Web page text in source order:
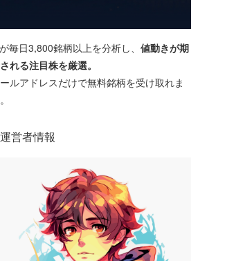
毎日3,800銘柄以上を分析し、 値動きが期
れる注目株を厳選。
ールアドレスだけで無料銘柄を受け取れま
運営者情報